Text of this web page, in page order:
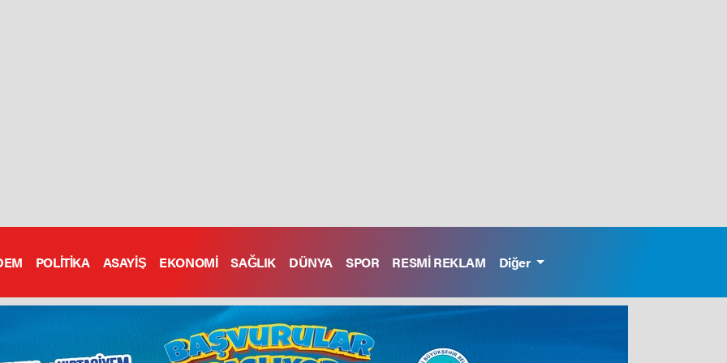
POLİTİKA ASAYİŞ EKONOMİ SAĞLIK DÜNYA SPOR RESMİ REKLAM Diğer